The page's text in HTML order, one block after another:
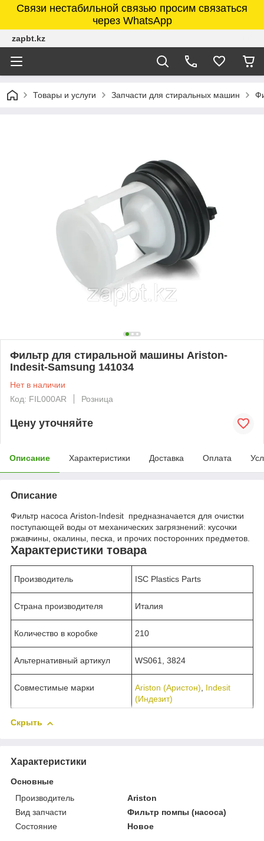
Связи нестабильной связью просим связаться
через WhatsApp
zapbt.kz
Товары и услуги Запчасти для стиральных машин
Фильтр для стиральной машины Ariston-
Indesit-Samsung 141034
Нет в наличии
Код: FIL000AR
Розница
Цену уточняйте
Описание Характеристики Доставка Оплата
Описание
Фильтр насоса Ariston-Indesit предназначается для очистки
поступающей воды от механических загрязнений: кусочки
ржавчины, окалины, песка, и прочих посторонних предметов.
Характеристики товара
Производитель ISC Plastics Parts
Страна производителя Италия
Количество в коробке 210
Альтернативный артикул WS061, 3824
Совместимые марки Ariston (Аристон), Indesit
(Индезит)
Скрыть
Характеристики
Основные
Производитель
Ariston
Вид запчасти
Фильтр помпы (насоса)
Состояние
Новое